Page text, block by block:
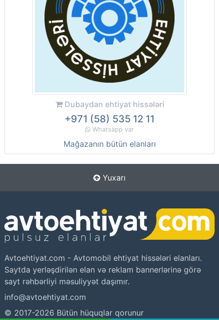
Dubaydan ehtiyat hissələri
+971 (58) 535 12 11
Whatsapp var
Mağazanın bütün elanları
Yuxarı
Avtoehtiyat.com - Avtomobil ehtiyat hissələri elanları.
Saytda yerləşdirilən elan və reklam bannerlərinə görə
sayt rəhbərliyi məsuliyyət daşımır.
info@avtoehtiyat.com
© 2017-2026 Bütün hüquqlar qorunur